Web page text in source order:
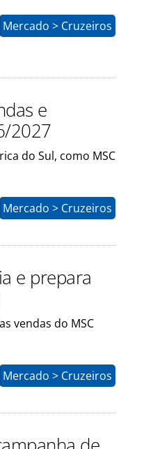
Mercado > Cruzeiros
e
2027
do Sul, como MSC
Mercado > Cruzeiros
e prepara
vendas do MSC
Mercado > Cruzeiros